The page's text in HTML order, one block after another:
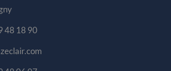
48 18 90